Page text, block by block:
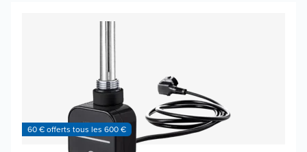
60 € offerts tous les 600 €